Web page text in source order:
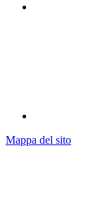
Mappa del sito